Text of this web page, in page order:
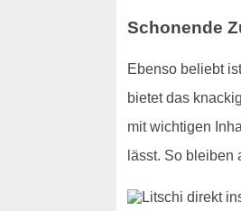
Schonende
Ebenso beliebt
bietet das
mit wichtigen
lässt. So bleiben